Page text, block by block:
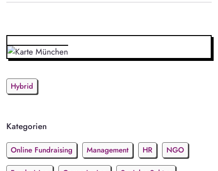
Hybrid
Kategorien
Online Fundraising Management HR NGO